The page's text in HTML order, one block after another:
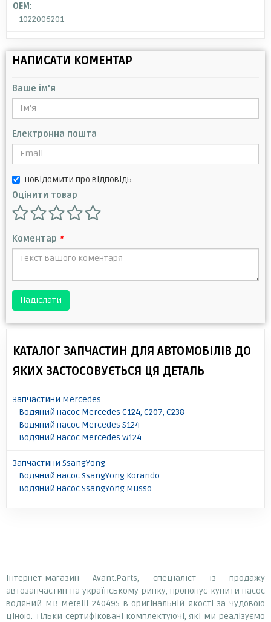
OEM:
1022006201
НАПИСАТИ КОМЕНТАР
Ваше ім'я
Електронна пошта
Повідомити про відповідь
Оцінити товар
Коментар *
Надіслати
КАТАЛОГ ЗАПЧАСТИН ДЛЯ АВТОМОБІЛІВ ДО
ЯКИХ ЗАСТОСОВУЄТЬСЯ ЦЯ ДЕТАЛЬ
Запчастини Mercedes
Водяний насос Mercedes C124, C207, C238
Водяний насос Mercedes S124
Водяний насос Mercedes W124
Запчастини SsangYong
Водяний насос SsangYong Korando
Водяний насос SsangYong Musso
Інтернет-магазин Avant.Parts, спеціаліст із продажу
автозапчастин на українському ринку, пропонує купити насос
водяний MB Metelli 240495 в оригінальній якості за чудовою
ціною. Тільки сертифіковані комплектуючі, які ми реалізуємо